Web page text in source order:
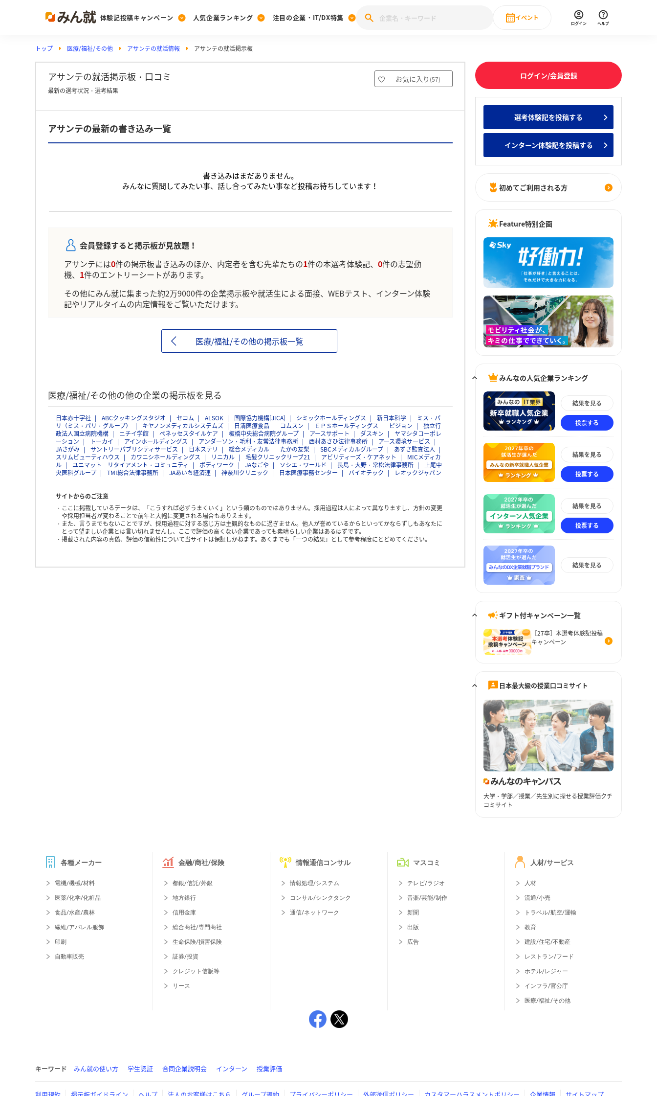
体験記投稿キャンペーン
Post
投稿する
[27卒] 本選考体験記投稿キャンペーン
人気企業ランキング
Ranking
ランキングを見る
Vote
投票する
みんなの新卒就職人気企業ランキング みんなのインターン人気企業ランキ
注目の企業・IT/DX特集
PickUp
注目の企業特集
28卒 IT・DX現場社員インタビュー
動画で知ろう！業界・企業研究
イベント
直近のイベント一覧
ログイン ヘルプ
トップ 医療/福祉/その他 アサンテの就活情報 アサンテの就活掲示板
アサンテの就活掲示板・口コミ お気に入り (57)
最新の選考状況・選考結果
アサンテの最新の書き込み一覧
書き込みはまだありません。
みんなに質問してみたい事、話し合ってみたい事など投稿お待ちしています！
会員登録すると掲示板が見放題！
アサンテには0件の掲示板書き込みのほか、内定者を含む先輩たちの1件の本選考体験記、 0件の志望動
機、 1件のエントリーシートがあります。
その他にみん就に集まった約2万9000件の企業掲示板や就活生による面接、WEBテスト、インターン体験
記やリアルタイムの内定情報をご覧いただけます。
医療/福祉/その他の掲示板一覧
医療/福祉/その他の他の企業の掲示板を見る
日本赤十字社 ABCクッキングスタジオ セコム ALSOK 国際協力機構[JICA] シミックホールディングス 新日本科学
ミス・パ
リ（ミス・パリ・グループ）
キヤノンメディカルシステムズ 日清医療食品 コムスン ＥＰＳホールディングス ピジョン
独立行
政法人国立病院機構
ニチイ学館 ベネッセスタイルケア 板橋中央総合病院グループ アースサポート ダスキン
ヤマシタコーポレ
ーション
トーカイ アインホールディングス アンダーソン・毛利・友常法律事務所 西村あさひ法律事務所
アース環境サービス
JAさがみ
サントリーパブリシティサービス 日本ステリ 総合メディカル たかの友梨 SBCメディカルグループ
あずさ監査法人
スリムビューティハウス
カワニシホールディングス リニカル 毛髪クリニックリーブ21 アビリティーズ・ケアネット
MICメディカ
ル
ユニマット リタイアメント・コミュニティ ボディワーク JAなごや ソシエ・ワールド 長島・大野・常松法律事務所
上尾中
央医科グループ
TMI総合法律事務所 JAあいち経済連 神奈川クリニック 日本医療事務センター バイオテック レオックジャパン
サイトからのご注意
ここに掲載しているデータは、「こうすれば必ずうまくいく」という類のものではありません。採用過程は人によって異なりますし、方針の変更
や採用担当者が変わることで前年と大幅に変更される場合もありえます。
また、言うまでもないことですが、採用過程に対する感じ方は主観的なものに過ぎません。他人が誉めているからといってかならずしもあなたに
とって望ましい企業とは言い切れませんし、ここで評価の高くない企業であっても素晴らしい企業はあるはずです。
掲載された内容の真偽、評価の信頼性について当サイトは保証しかねます。あくまでも「一つの結果」として参考程度にとどめてください。
ログイン/会員登録
選考体験記を投稿する
インターン体験記を投稿する
初めてご利用される方
Feature特別企画
みんなの人気企業ランキング
結果を見る
投票する
結果を見る
投票する
結果を見る
投票する
結果を見る
ギフト付キャンペーン一覧
［27卒］本選考体験記投稿
キャンペーン
日本最大級の授業口コミサイト
大学・学部／授業／先生別に探せる授業評価クチ
コミサイト
各種メーカー
電機/機械/材料
医薬/化学/化粧品
食品/水産/農林
繊維/アパレル服飾
印刷
自動車販売
金融/商社/保険
都銀/信託/外銀
地方銀行
信用金庫
総合商社/専門商社
生命保険/損害保険
証券/投資
クレジット信販等
リース
情報通信コンサル
情報処理/システム
コンサル/シンクタンク
通信/ネットワーク
マスコミ
テレビ/ラジオ
音楽/芸能/制作
新聞
出版
広告
人材/サービス
人材
流通/小売
トラベル/航空/運輸
教育
建設/住宅/不動産
レストラン/フード
ホテル/レジャー
インフラ/官公庁
医療/福祉/その他
キーワード みん就の使い方 学生認証 合同企業説明会 インターン 授業評価